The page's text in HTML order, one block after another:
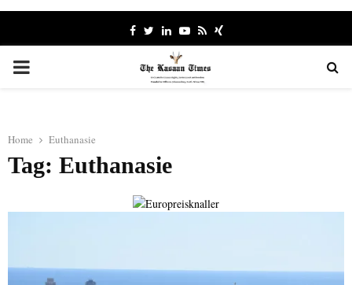
Facebook
TwitterLinkedinYoutube
RssXing
PRIMARY
Home Euthanasie
Tag: Euthanasie